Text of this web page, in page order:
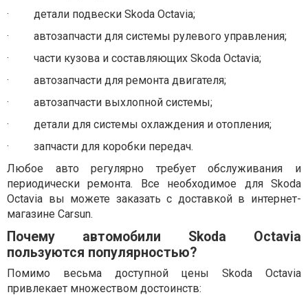
·
детали подвески Skoda Octavia;
·
автозапчасти для системы рулевого управления;
·
части кузова и составляющих Skoda Octavia;
·
автозапчасти для ремонта двигателя;
·
автозапчасти выхлопной системы;
·
детали для системы охлаждения и отопления;
·
запчасти для коробки передач.
Любое авто регулярно требует обслуживания и
периодически ремонта. Все необходимое для Skoda
Octavia вы можете заказать с доставкой в интернет-
магазине Carsun.
Почему автомобили Skoda Octavia
пользуются популярностью?
Помимо весьма доступной цены Skoda Octavia
привлекает множеством достоинств: